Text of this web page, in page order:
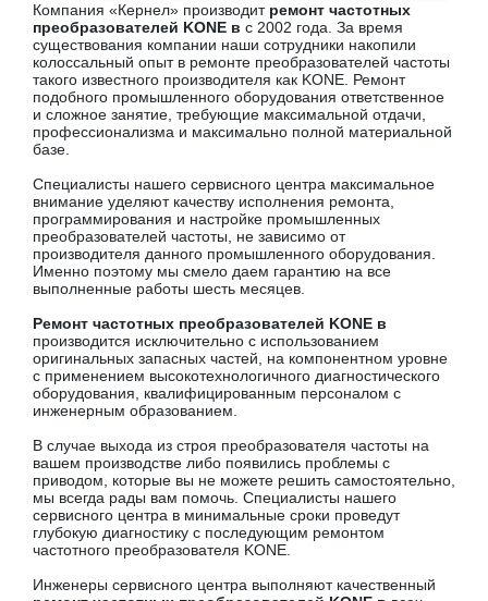
Компания «Кернел» производит ремонт частотных
преобразователей KONE в с 2002 года. За время
существования компании наши сотрудники накопили
колоссальный опыт в ремонте преобразователей частоты
такого известного производителя как KONE. Ремонт
подобного промышленного оборудования ответственное
и сложное занятие, требующие максимальной отдачи,
профессионализма и максимально полной материальной
базе.
Специалисты нашего сервисного центра максимальное
внимание уделяют качеству исполнения ремонта,
программирования и настройке промышленных
преобразователей частоты, не зависимо от
производителя данного промышленного оборудования.
Именно поэтому мы смело даем гарантию на все
выполненные работы шесть месяцев.
Ремонт частотных преобразователей KONE в
производится исключительно с использованием
оригинальных запасных частей, на компонентном уровне
с применением высокотехнологичного диагностического
оборудования, квалифицированным персоналом с
инженерным образованием.
В случае выхода из строя преобразователя частоты на
вашем производстве либо появились проблемы с
приводом, которые вы не можете решить самостоятельно,
мы всегда рады вам помочь. Специалисты нашего
сервисного центра в минимальные сроки проведут
глубокую диагностику с последующим ремонтом
частотного преобразователя KONE.
Инженеры сервисного центра выполняют качественный